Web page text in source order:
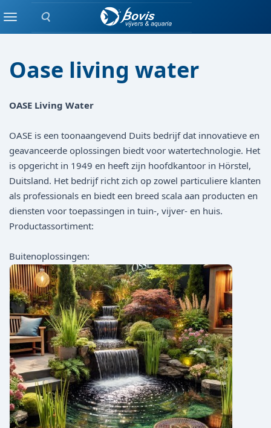
Zoeken
MenuMerken
Oase living water
OASE Living Water
OASE is een toonaangevend Duits bedrijf dat innovatieve en
geavanceerde oplossingen biedt voor watertechnologie. Het
is opgericht in 1949 en heeft zijn hoofdkantoor in Hörstel,
Duitsland. Het bedrijf richt zich op zowel particuliere klanten
als professionals en biedt een breed scala aan producten en
diensten voor toepassingen in tuin-, vijver- en huis.
Productassortiment:
Buitenoplossingen: